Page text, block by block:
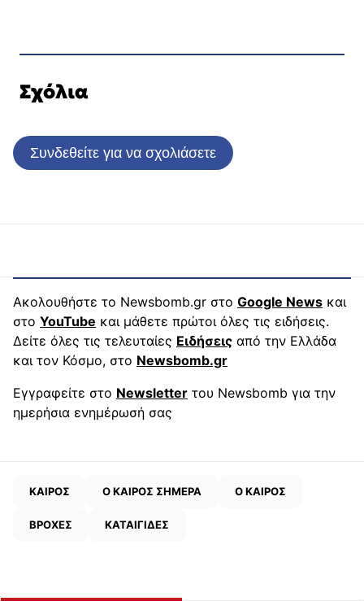
Σχόλια
Συνδεθείτε για να σχολιάσετε
Ακολουθήστε το Newsbomb.gr στο Google News και
στο YouTube και μάθετε πρώτοι όλες τις ειδήσεις.
Δείτε όλες τις τελευταίες Ειδήσεις από την Ελλάδα
και τον Κόσμο, στο Newsbomb.gr
Εγγραφείτε στο Newsletter του Newsbomb για την
ημερήσια ενημέρωσή σας
ΚΑΙΡΟΣ Ο ΚΑΙΡΟΣ ΣΗΜΕΡΑ Ο ΚΑΙΡΟΣ
ΒΡΟΧΕΣ ΚΑΤΑΙΓΙΔΕΣ